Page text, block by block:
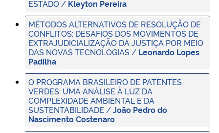
ESTADO / Kleyton Pereira
MÉTODOS ALTERNATIVOS DE RESOLUÇÃO DE
CONFLITOS: DESAFIOS DOS MOVIMENTOS DE
EXTRAJUDICIALIZAÇÃO DA JUSTIÇA POR MEIO
DAS NOVAS TECNOLOGIAS / Leonardo Lopes
Padilha
O PROGRAMA BRASILEIRO DE PATENTES
VERDES: UMA ANÁLISE À LUZ DA
COMPLEXIDADE AMBIENTAL E DA
SUSTENTABILIDADE /João Pedro do
Nascimento Costenaro